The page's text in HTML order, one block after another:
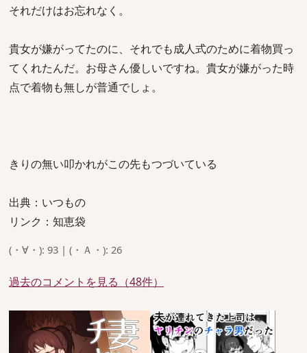
それだけはお忘れなく。
貴女が嫌がってたのに、それでも成人式のために着物買っ
てくれたんだ。お母さん優しいですね。貴女が嫌がった時
点で着物も無しが普通でしょ。
きりの無い叩かれがこの先もつづいている
出典：いつもの
リンク：知恵袋
(・∀・): 93 | (・Ａ・): 26
過去のコメントを見る（48件）